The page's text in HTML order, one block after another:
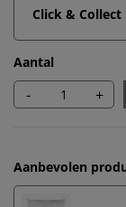
Click & Collect
Aantal
- +
Aanbevolen